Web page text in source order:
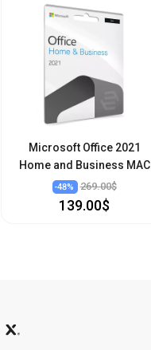
Microsoft Office 2021
Home and Business MAC
-48% 269.00$
139.00$